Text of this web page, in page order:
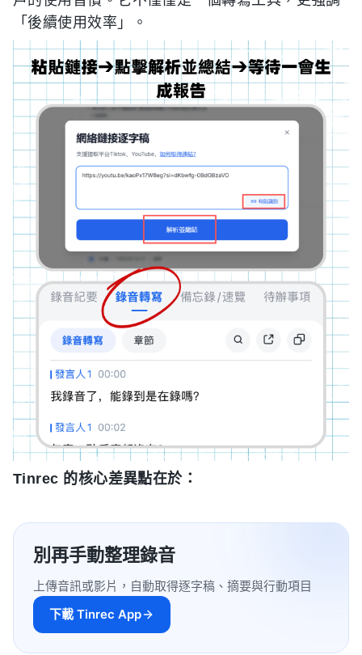
「後續使用效率」。
Tinrec 的核心差異點在於：
別再手動整理錄音
上傳音訊或影片，自動取得逐字稿、摘要與行動項目
下載 Tinrec App